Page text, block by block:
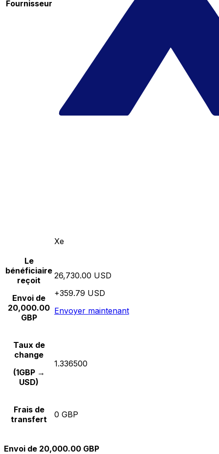
Fournisseur
Xe
Le
bénéficiaire
reçoit
Envoi de
20,000.00
GBP
26,730.00 USD
+359.79 USD
Envoyer maintenant
Taux de
change
(1GBP →
USD)
1.336500
Frais de
transfert
0 GBP
Envoi de 20,000.00 GBP